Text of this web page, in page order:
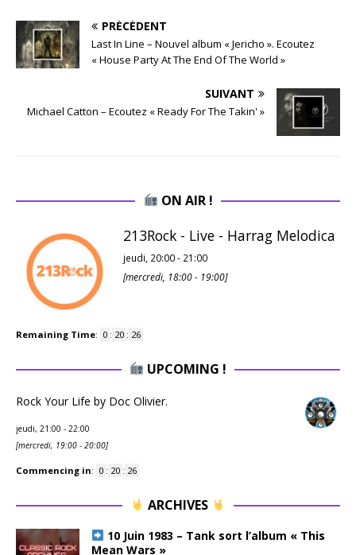
PRÉCÉDENT
Last In Line – Nouvel album « Jericho ». Ecoutez
« House Party At The End Of The World »
SUIVANT
Michael Catton – Ecoutez « Ready For The Takin' »
ON AIR !
213Rock - Live - Harrag Melodica
jeudi, 20:00- 21:00
[mercredi, 18:00- 19:00]
Remaining Time: 0 : 20 : 25
UPCOMING !
Rock Your Life by Doc Olivier.
jeudi, 21:00 - 22:00
[mercredi, 19:00 - 20:00]
Commencing in: 0 : 20 : 25
ARCHIVES
10 Juin 1983 – Tank sort l’album « This
Mean Wars »